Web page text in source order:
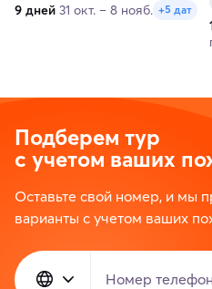
9 дней 31 окт. – 8 нояб. +5 дат
Подберем тур
с учетом ваших
Оставьте свой номер, и мы
варианты с учетом ваших
Номер